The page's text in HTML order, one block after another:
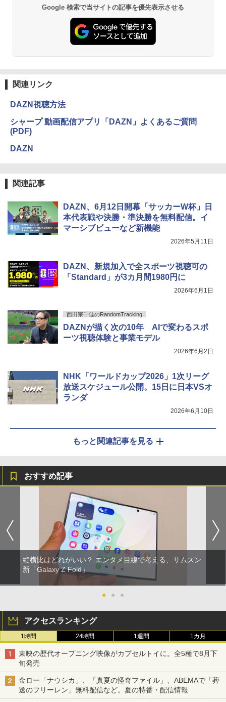
Google 検索で当サイトの記事を優先表示させる
関連リンク
DAZN視聴方法
シャープ 動画配信アプリ「DAZN」よくあるご質問
(PDF)
DAZN
関連記事
DAZN、6月12日開幕「サッカーW杯」日
本代表戦や決勝・準決勝を無料配信。イ
マーシブビューなど新機能
2026年5月11日
DAZN、新規加入で全スポーツ視聴可の
「Standard」が3カ月間1980円に
2026年6月1日
西田宗千佳のRandomTracking
DAZNが描く次の10年 AIで変わるスポ
ーツ視聴体験と事業モデル
2026年6月2日
NHK「ワールドカップ2026」1次リーグ
放送スケジュール公開。15日に日本VSオ
ランダ
2026年6月10日
もっと関連記事を見る
おすすめ記事
縦横比はどれがいい？ エンタメ目線で考える、サムスン
新「Galaxy Z Fold」
● ● ●
アクセスランキング
1時間 24時間 1週間 1カ月
東映の歴代オープニング映像がカプセルトイに。全5種で8月下
旬発売
金ロー「ナウシカ」、「真夏の怪奇ファイル」、ABEMAで「葬
送のフリーレン」無料配信など。夏の特番・配信情報